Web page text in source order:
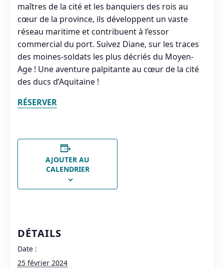
maîtres de la cité et les banquiers des rois au
cœur de la province, ils développent un vaste
réseau maritime et contribuent à l’essor
commercial du port. Suivez Diane, sur les traces
des moines-soldats les plus décriés du Moyen-
Age ! Une aventure palpitante au cœur de la cité
des ducs d’Aquitaine !
RÉSERVER
AJOUTER AU
CALENDRIER
DÉTAILS
Date :
25 février 2024